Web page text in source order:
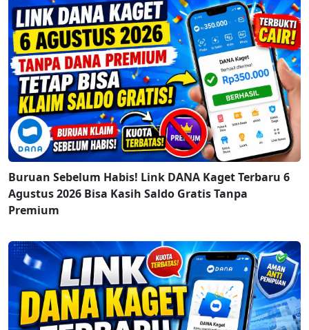
Buruan Sebelum Habis! Link DANA Kaget Terbaru 6
Agustus 2026 Bisa Kasih Saldo Gratis Tanpa
Premium